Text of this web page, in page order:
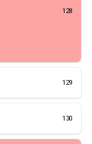
128
129
130